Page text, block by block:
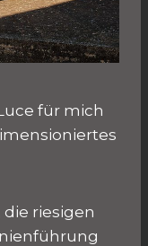
für mich
riesigen